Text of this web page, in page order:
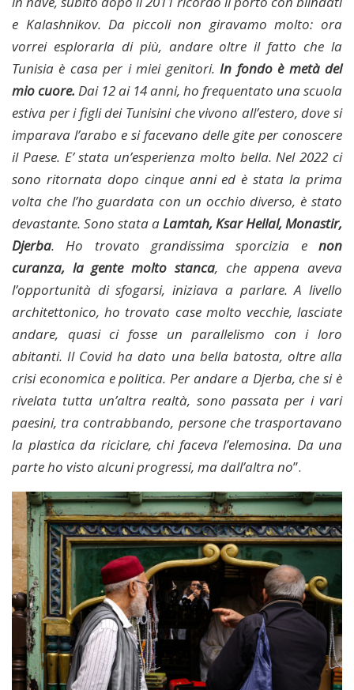
e Kalashnikov. Da piccoli non giravamo molto: ora
vorrei esplorarla di più, andare oltre il fatto che la
Tunisia è casa per i miei genitori.In fondo è metà del
mio cuore. Dai 12 ai 14 anni, ho frequentato una scuola
estiva per i figli dei Tunisini che vivono all’estero, dove si
imparava l’arabo e si facevano delle gite per conoscere
il Paese. E’ stata un’esperienza molto bella. Nel 2022 ci
sono ritornata dopo cinque anni ed è stata la prima
volta che l’ho guardata con un occhio diverso, è stato
devastante. Sono stata aLamtah, Ksar Hellal, Monastir,
Djerba. Ho trovato grandissima sporcizia e non
curanza, la gente molto stanca, che appena aveva
l’opportunità di sfogarsi, iniziava a parlare. A livello
architettonico, ho trovato case molto vecchie, lasciate
andare, quasi ci fosse un parallelismo con i loro
abitanti. Il Covid ha dato una bella batosta, oltre alla
crisi economica e politica. Per andare a Djerba, che si è
rivelata tutta un’altra realtà, sono passata per i vari
paesini, tra contrabbando, persone che trasportavano
la plastica da riciclare, chi faceva l’elemosina. Da una
parte ho visto alcuni progressi, ma dall’altra no”.